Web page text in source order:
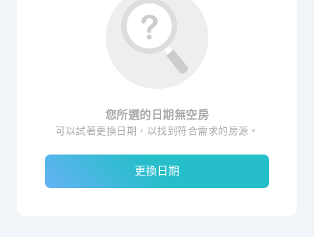
您所選的日期無空房
可以試著更換日期，以找到符合需求的房源。
更換日期